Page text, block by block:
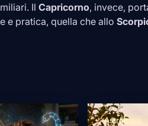
Il Capricorno, invece,
e pratica, quella che allo
Astrologia